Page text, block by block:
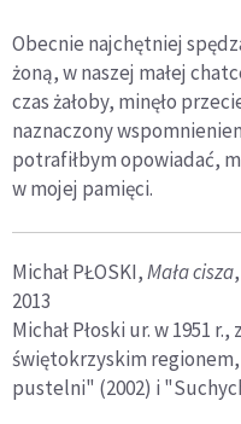
Obecnie najchętniej
żoną, w naszej małej
czas żałoby, minęło
naznaczony
potrafiłbym opowiadać,
w mojej pamięci.
Michał PŁOSKI,Mała cisza
2013
Michał Płoski ur. w 1951
świętokrzyskim
pustelni" (2002) i